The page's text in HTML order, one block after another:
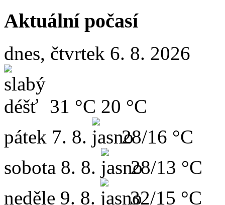
Aktuální počasí
dnes, čtvrtek 6. 8. 2026
31 °C 20 °C
pátek 7. 8.
28/16 °C
sobota 8. 8.
28/13 °C
neděle 9. 8. 32/15 °C